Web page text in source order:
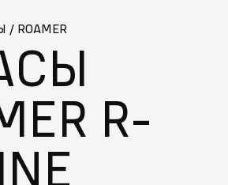
/ ROAMER
R-